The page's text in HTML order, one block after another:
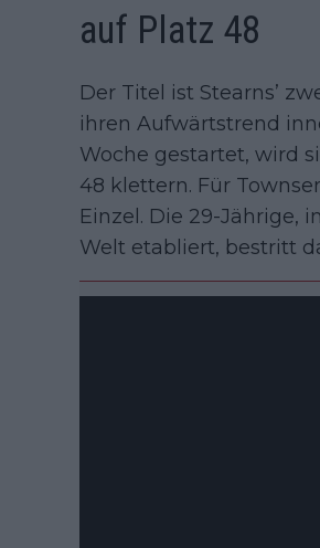
auf Platz 48
Der Titel ist Stearns’
ihren Aufwärtstrend
Woche gestartet, wird
48 klettern. Für
Einzel. Die 29-Jährige,
Welt etabliert, bestritt